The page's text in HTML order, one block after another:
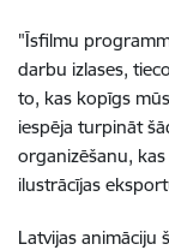
"Īsfilmu
darbu izlases,
to, kas kopīgs
iespēja turpināt
organizēšanu, kas
ilustrācījas
Latvijas animāciju